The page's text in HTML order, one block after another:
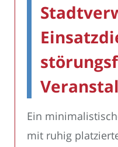
Ein
mit ruhig